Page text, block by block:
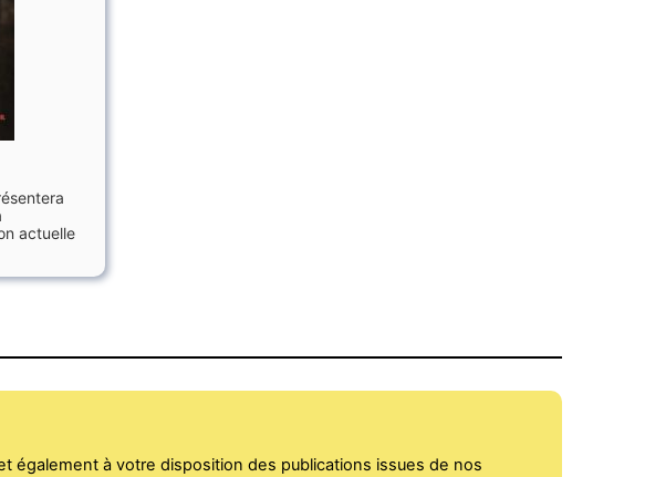
actuelle
également à votre disposition des publications issues de nos